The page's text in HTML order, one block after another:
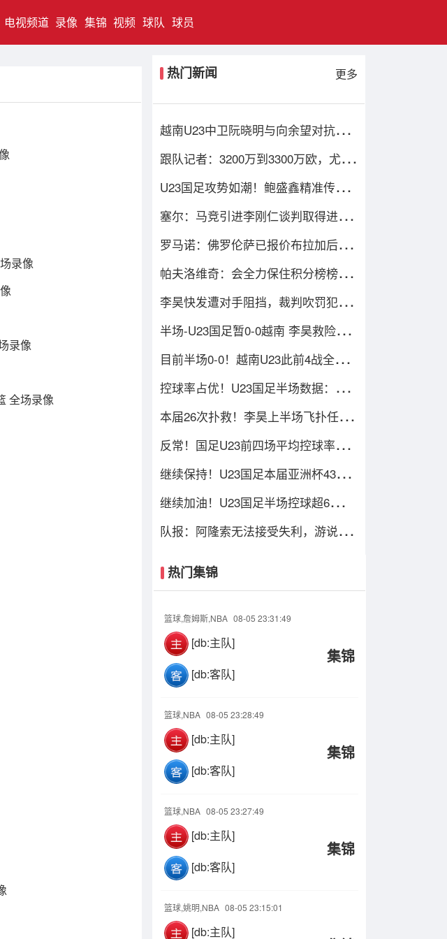
电视频道 录像 集锦 视频 球队 球员
录像
录像
全场录像
热门新闻 更多
越南U23中卫阮晓明与向余望对抗后
跟队记者：3200万到3300万欧，尤文
U23国足攻势如潮！鲍盛鑫精准传
塞尔：马竞引进李刚仁谈判取得进
罗马诺：佛罗伦萨已报价布拉加后卫
帕夫洛维奇：会全力保住积分榜榜首
李昊快发遭对手阻挡，裁判吹罚犯
半场-U23国足暂0-0越南 李昊救险+造
目前半场0-0！越南U23此前4战全
控球率占优！U23国足半场数据：控
本届26次扑救！李昊上半场飞扑任意
反常！国足U23前四场平均控球率
继续保持！U23国足本届亚洲杯435分
继续加油！U23国足半场控球超6成传
队报：阿隆索无法接受失利，游说姆
热门集锦
篮球,詹姆斯,NBA 08-05 23:31:49
[db:主队]
[db:客队]
集锦
篮球,NBA 08-05 23:28:49
[db:主队]
[db:客队]
集锦
篮球,NBA 08-05 23:27:49
[db:主队]
[db:客队]
集锦
篮球,姚明,NBA 08-05 23:15:01
[db:主队]